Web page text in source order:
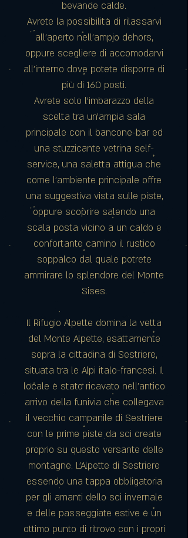
bevande calde.
Avrete la possibilità di rilassarvi
all’aperto nell’ampio dehors,
oppure scegliere di accomodarvi
all’interno dove potete disporre di
più di 160 posti.
Avrete solo l’imbarazzo della
scelta tra un’ampia sala
principale con il bancone-bar ed
una stuzzicante vetrina self-
service, una saletta attigua che
come l’ambiente principale offre
una suggestiva vista sulle piste,
oppure scoprire salendo una
scala posta vicino a un caldo e
confortante camino il rustico
soppalco dal quale potrete
ammirare lo splendore del Monte
Sises.
Il Rifugio Alpette domina la vetta
del Monte Alpette, esattamente
sopra la cittadina di Sestriere,
situata tra le Alpi italo-francesi. Il
locale è stato ricavato nell’antico
arrivo della funivia che collegava
il vecchio campanile di Sestriere
con le prime piste da sci create
proprio su questo versante delle
montagne. L'Alpette di Sestriere
essendo una tappa obbligatoria
per gli amanti dello sci invernale
e delle passeggiate estive è un
ottimo punto di ritrovo con i propri